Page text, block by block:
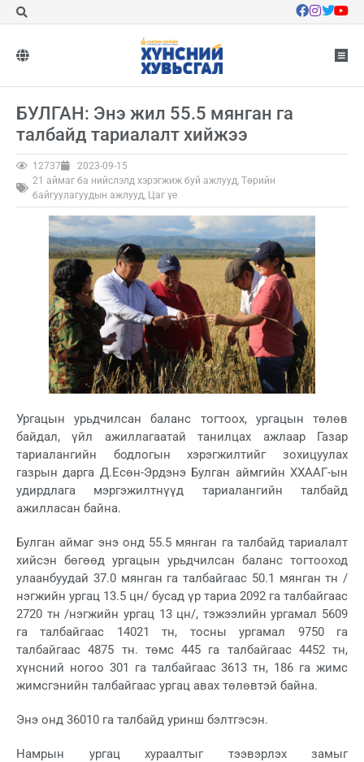
БУЛГАН: Энэ жил 55.5 мянган га
талбайд тариалалт хийжээ
12737
2023-09-15
21 аймаг ба нийслэлд хэрэгжиж буй ажлууд, Төрийн
байгуулагуудын ажлууд, Цаг үе
Ургацын урьдчилсан баланс тогтоох, ургацын төлөв
байдал, үйл ажиллагаатай танилцах ажлаар Газар
тариалангийн бодлогын хэрэгжилтийг зохицуулах
газрын дарга Д.Есөн-Эрдэнэ Булган аймгийн ХХААГ-ын
удирдлага мэргэжилтнүүд тариалангийн талбайд
ажилласан байна.
Булган аймаг энэ онд 55.5 мянган га талбайд тариалалт
хийсэн бөгөөд ургацын урьдчилсан баланс тогтооход
улаанбуудай 37.0 мянган га талбайгаас 50.1 мянган тн /
нэгжийн ургац 13.5 цн/ бусад үр тариа 2092 га талбайгаас
2720 тн /нэгжийн ургац 13 цн/, тэжээлийн ургамал 5609
га талбайгаас 14021 тн, тосны ургамал 9750 га
талбайгаас 4875 тн. төмс 445 га талбайгаас 4452 тн,
хүнсний ногоо 301 га талбайгаас 3613 тн, 186 га жимс
жимсгэнийн талбайгаас ургац авах төлөвтэй байна.
Энэ онд 36010 га талбайд уринш бэлтгэсэн.
Намрын ургац хураалтыг тээвэрлэх замыг